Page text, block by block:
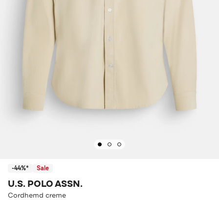
-44%* Sale
U.S. POLO ASSN.
Cordhemd creme